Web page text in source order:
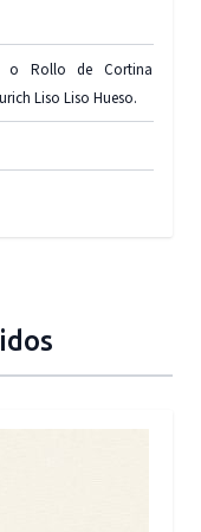
o Rollo de Cortina
Liso Liso Hueso.